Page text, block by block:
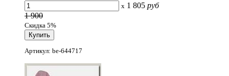
x 1 805 руб
1 900
Скидка 5%
Артикул: be-644717